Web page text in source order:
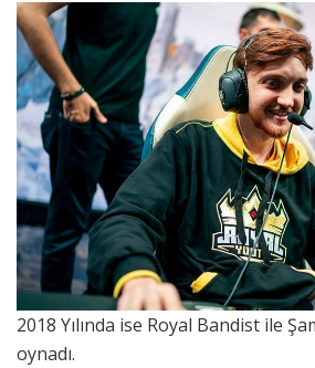
2018 Yılında ise Royal Bandist ile
oynadı.